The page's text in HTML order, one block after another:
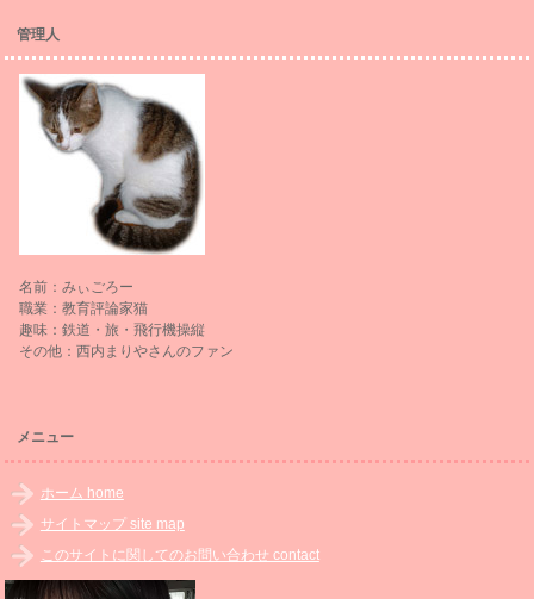
管理人
名前：みぃごろー
職業：教育評論家猫
趣味：鉄道・旅・飛行機操縦
その他：西内まりやさんのファン
メニュー
ホーム home
サイトマップ site map
このサイトに関してのお問い合わせ contact